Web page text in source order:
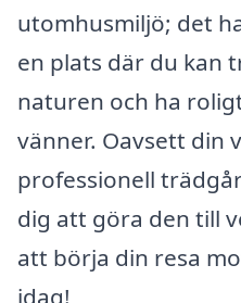
utomhusmiljö; det
en plats där du kan
naturen och ha
vänner. Oavsett din
professionell
dig att göra den till
att börja din resa
idag!